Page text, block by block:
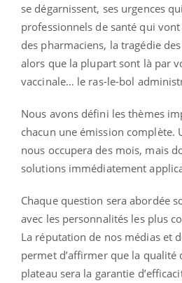
se dégarnissent, ses urgences
professionnels de santé qui
des pharmaciens, la tragédie
alors que la plupart sont là par
vaccinale… le ras-le-bol
Nous avons défini les thèmes
chacun une émission complète.
nous occupera des mois, mais
solutions immédiatement
Chaque question sera abordée
avec les personnalités les plus
La réputation de nos médias et
permet d’affirmer que la qualité
plateau sera la garantie